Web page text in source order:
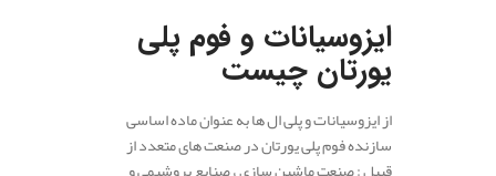
ایزوسیانات و فوم پلی
یورتان چیست
از ایزوسیانات‌ و پلی ال ها به عنوان ماده اساسی
سازنده فوم پلی یورتان در صنعت های متعدد از